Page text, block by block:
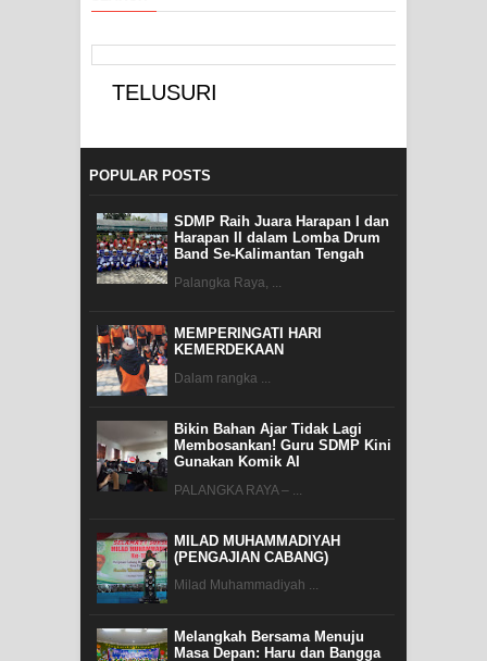
POPULAR POSTS
SDMP Raih Juara Harapan I dan
Harapan II dalam Lomba Drum
Band Se-Kalimantan Tengah
Palangka Raya, ...
MEMPERINGATI HARI
KEMERDEKAAN
Dalam rangka ...
Bikin Bahan Ajar Tidak Lagi
Membosankan! Guru SDMP Kini
Gunakan Komik AI
PALANGKA RAYA – ...
MILAD MUHAMMADIYAH
(PENGAJIAN CABANG)
Milad Muhammadiyah ...
Melangkah Bersama Menuju
Masa Depan: Haru dan Bangga